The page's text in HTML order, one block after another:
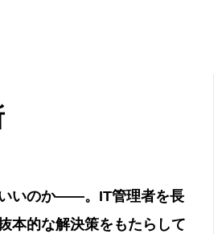
いいのか――。IT管理者を長
本的な解決策をもたらして